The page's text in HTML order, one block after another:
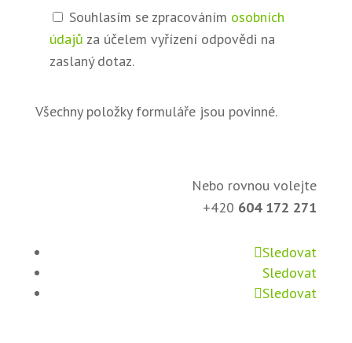
Souhlasím se zpracováním osobních
údajů za účelem vyřízení odpovědi na
zaslaný dotaz.
Všechny položky formuláře jsou povinné.
Nebo rovnou volejte
+420 604 172 271
Sledovat
Sledovat
Sledovat